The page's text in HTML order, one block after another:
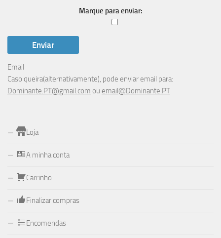
Marque para enviar:
Email
Caso queira(alternativamente), pode enviar email para:
Dominante.PT@gmail.com ou email@Dominante.PT
Loja
A minha conta
Carrinho
Finalizar compras
Encomendas